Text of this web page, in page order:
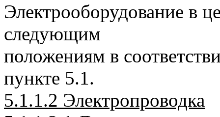
Электрооборудование в
следующим
положениям в
пункте 5.1.
5.1.1.2 Электропроводка